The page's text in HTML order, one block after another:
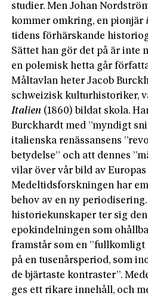
studier. Men Johan
kommer omkring, en pionjär
tidens förhärskande
Sättet han gör det på är inte
en polemisk hetta går
Måltavlan heter Jacob
schweizisk kulturhistoriker,
Italien (1860) bildat skola.
Burckhardt med ”myndigt
italienska renässansens
betydelse” och att dennes
vilar över vår bild av
Medeltidsforskningen har
behov av en ny
historiekunskaper ter sig
epokindelningen som
framstår som en ”fullkomligt
på en tusenårsperiod, som
de bjärtaste kontraster”.
ges ett rikare innehåll, och